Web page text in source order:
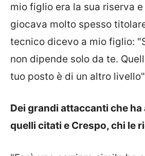
mio figlio era la sua riserva
giocava molto spesso
tecnico dicevo a mio figlio:
non dipende solo da te.
tuo posto è di un altro
Dei grandi attaccanti che
quelli citati e Crespo, chi le